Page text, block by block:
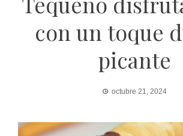
con un toque
picante
octubre 21, 2024